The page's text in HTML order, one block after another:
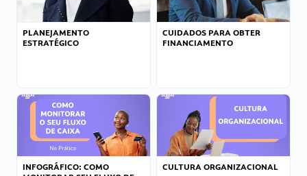
PLANEJAMENTO
ESTRATÉGICO
CUIDADOS PARA OBTER
FINANCIAMENTO
INFOGRÁFICO: COMO
CULTURA ORGANIZACIONAL